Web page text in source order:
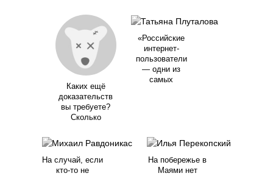
Каких ещё
доказательств
вы требуете?
Сколько
«Российские
интернет-
пользователи
— одни из
самых
На случай, если
кто-то не
На побережье в
Маями нет